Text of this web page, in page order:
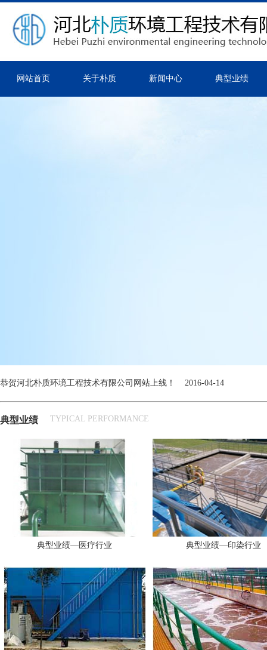
网站首页 关于朴质 新闻中心 典型业绩
恭贺河北朴质环境工程技术有限公司网站上线！ 2016-04-14
典型业绩 TYPICAL PERFORMANCE
典型业绩—医疗行业 典型业绩—印染行业